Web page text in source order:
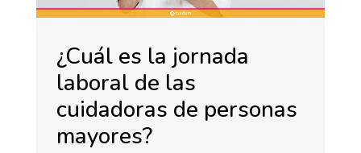
¿Cuál es la jornada
laboral de las
cuidadoras de personas
mayores?